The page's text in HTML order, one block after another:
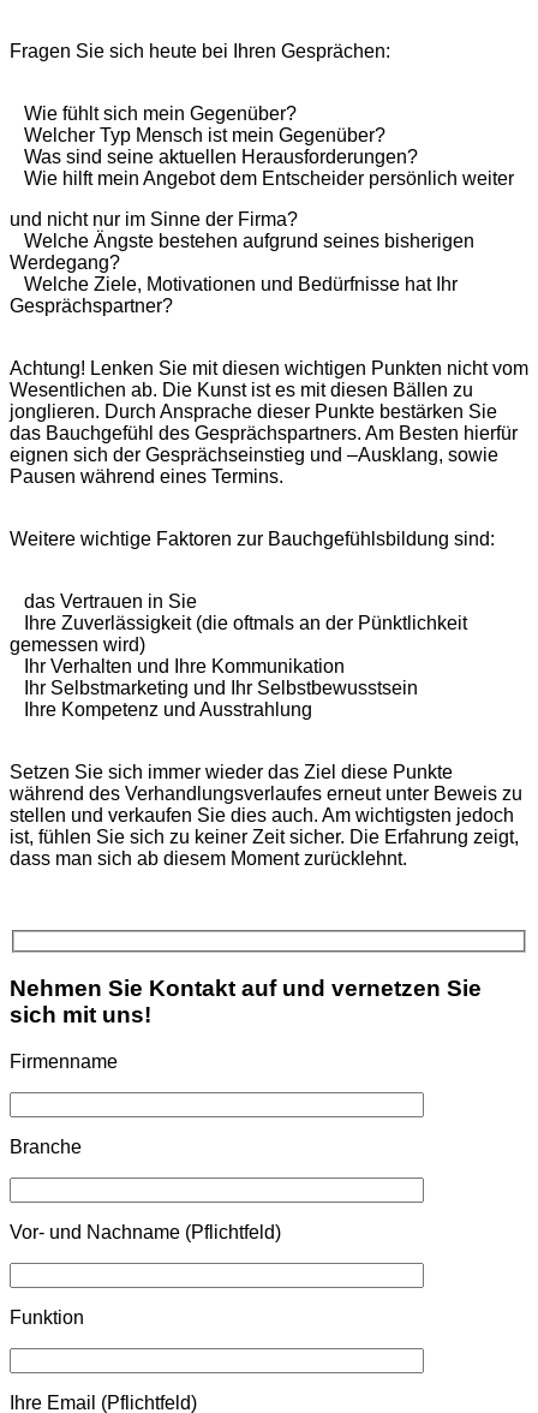
Fragen Sie sich heute bei Ihren Gesprächen:
Wie fühlt sich mein Gegenüber?
Welcher Typ Mensch ist mein Gegenüber?
Was sind seine aktuellen Herausforderungen?
Wie hilft mein Angebot dem Entscheider persönlich weiter
und nicht nur im Sinne der Firma?
Welche Ängste bestehen aufgrund seines bisherigen
Werdegang?
Welche Ziele, Motivationen und Bedürfnisse hat Ihr
Gesprächspartner?
Achtung! Lenken Sie mit diesen wichtigen Punkten nicht vom
Wesentlichen ab. Die Kunst ist es mit diesen Bällen zu
jonglieren. Durch Ansprache dieser Punkte bestärken Sie
das Bauchgefühl des Gesprächspartners. Am Besten hierfür
eignen sich der Gesprächseinstieg und –Ausklang, sowie
Pausen während eines Termins.
Weitere wichtige Faktoren zur Bauchgefühlsbildung sind:
das Vertrauen in Sie
Ihre Zuverlässigkeit (die oftmals an der Pünktlichkeit
gemessen wird)
Ihr Verhalten und Ihre Kommunikation
Ihr Selbstmarketing und Ihr Selbstbewusstsein
Ihre Kompetenz und Ausstrahlung
Setzen Sie sich immer wieder das Ziel diese Punkte
während des Verhandlungsverlaufes erneut unter Beweis zu
stellen und verkaufen Sie dies auch. Am wichtigsten jedoch
ist, fühlen Sie sich zu keiner Zeit sicher. Die Erfahrung zeigt,
dass man sich ab diesem Moment zurücklehnt.
Nehmen Sie Kontakt auf und vernetzen Sie
sich mit uns!
Firmenname
Branche
Vor- und Nachname (Pflichtfeld)
Funktion
Please leave this field empty.
Ihre Email (Pflichtfeld)